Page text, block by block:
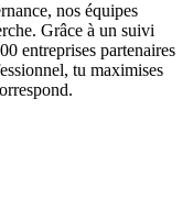
nos équipes
Grâce à un suivi
entreprises partenaires
tu maximises